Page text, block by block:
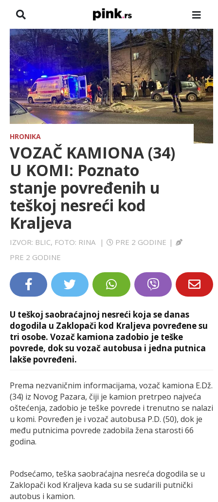
NASLOVNA
VESTI
ZADRUGA
SHOWBIZ
HRONIKA
FARMERI
TV
SPORT
LIFESTYLE
EXTRA
HRONIKA
VOZAČ KAMIONA (34)
U KOMI: Poznato
stanje povređenih u
teškoj nesreći kod
Kraljeva
IZVOR: BLIC, FOTO: RINA | PRE 2 GODINE |
PRE 2 GODINE
U teškoj saobraćajnoj nesreći koja se danas
dogodila u Zaklopači kod Kraljeva povređene su
tri osobe. Vozač kamiona zadobio je teške
povrede, dok su vozač autobusa i jedna putnica
lakše povređeni.
Prema nezvaničnim informacijama, vozač kamiona E.Dž.
(34) iz Novog Pazara, čiji je kamion pretrpeo najveća
oštećenja, zadobio je teške povrede i trenutno se nalazi
u komi. Povređen je i vozač autobusa P.D. (50), dok je
među putnicima povrede zadobila žena starosti 66
godina.
Podsećamo, teška saobraćajna nesreća dogodila se u
Zaklopači kod Kraljeva kada su se sudarili putnički
autobus i kamion.